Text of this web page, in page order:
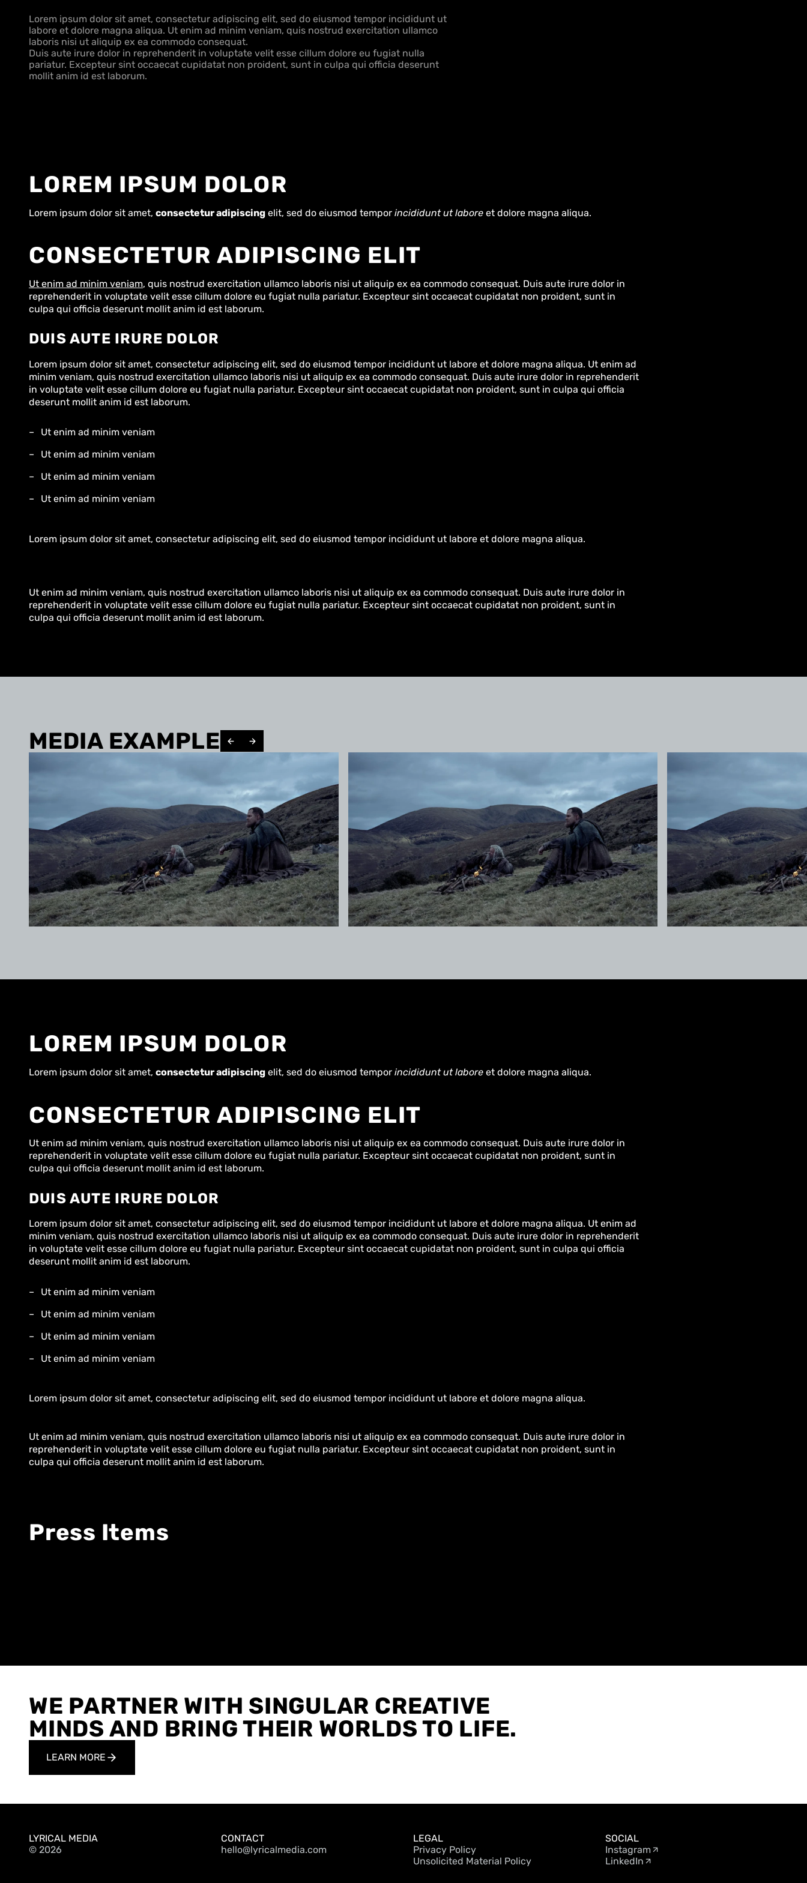
Lorem ipsum dolor sit amet, consectetur adipiscing elit, sed do eiusmod tempor incididunt ut
labore et dolore magna aliqua. Ut enim ad minim veniam, quis nostrud exercitation ullamco
laboris nisi ut aliquip ex ea commodo consequat.
Duis aute irure dolor in reprehenderit in voluptate velit esse cillum dolore eu fugiat nulla
pariatur. Excepteur sint occaecat cupidatat non proident, sunt in culpa qui officia deserunt
mollit anim id est laborum.
LOREM IPSUM DOLOR
Lorem ipsum dolor sit amet, consectetur adipiscing elit, sed do eiusmod tempor incididunt ut labore et dolore magna aliqua.
CONSECTETUR ADIPISCING ELIT
Ut enim ad minim veniam, quis nostrud exercitation ullamco laboris nisi ut aliquip ex ea commodo consequat. Duis aute irure dolor in
reprehenderit in voluptate velit esse cillum dolore eu fugiat nulla pariatur. Excepteur sint occaecat cupidatat non proident, sunt in
culpa qui officia deserunt mollit anim id est laborum.
DUIS AUTE IRURE DOLOR
Lorem ipsum dolor sit amet, consectetur adipiscing elit, sed do eiusmod tempor incididunt ut labore et dolore magna aliqua. Ut enim ad
minim veniam, quis nostrud exercitation ullamco laboris nisi ut aliquip ex ea commodo consequat. Duis aute irure dolor in reprehenderit
in voluptate velit esse cillum dolore eu fugiat nulla pariatur. Excepteur sint occaecat cupidatat non proident, sunt in culpa qui officia
deserunt mollit anim id est laborum.
Ut enim ad minim veniam
Ut enim ad minim veniam
Ut enim ad minim veniam
Ut enim ad minim veniam
Lorem ipsum dolor sit amet, consectetur adipiscing elit, sed do eiusmod tempor incididunt ut labore et dolore magna aliqua.
Ut enim ad minim veniam, quis nostrud exercitation ullamco laboris nisi ut aliquip ex ea commodo consequat. Duis aute irure dolor in
reprehenderit in voluptate velit esse cillum dolore eu fugiat nulla pariatur. Excepteur sint occaecat cupidatat non proident, sunt in
culpa qui officia deserunt mollit anim id est laborum.
MEDIA EXAMPLE
LOREM IPSUM DOLOR
Lorem ipsum dolor sit amet, consectetur adipiscing elit, sed do eiusmod tempor incididunt ut labore et dolore magna aliqua.
CONSECTETUR ADIPISCING ELIT
Ut enim ad minim veniam, quis nostrud exercitation ullamco laboris nisi ut aliquip ex ea commodo consequat. Duis aute irure dolor in
reprehenderit in voluptate velit esse cillum dolore eu fugiat nulla pariatur. Excepteur sint occaecat cupidatat non proident, sunt in
culpa qui officia deserunt mollit anim id est laborum.
DUIS AUTE IRURE DOLOR
Lorem ipsum dolor sit amet, consectetur adipiscing elit, sed do eiusmod tempor incididunt ut labore et dolore magna aliqua. Ut enim ad
minim veniam, quis nostrud exercitation ullamco laboris nisi ut aliquip ex ea commodo consequat. Duis aute irure dolor in reprehenderit
in voluptate velit esse cillum dolore eu fugiat nulla pariatur. Excepteur sint occaecat cupidatat non proident, sunt in culpa qui officia
deserunt mollit anim id est laborum.
Ut enim ad minim veniam
Ut enim ad minim veniam
Ut enim ad minim veniam
Ut enim ad minim veniam
Lorem ipsum dolor sit amet, consectetur adipiscing elit, sed do eiusmod tempor incididunt ut labore et dolore magna aliqua.
Ut enim ad minim veniam, quis nostrud exercitation ullamco laboris nisi ut aliquip ex ea commodo consequat. Duis aute irure dolor in
reprehenderit in voluptate velit esse cillum dolore eu fugiat nulla pariatur. Excepteur sint occaecat cupidatat non proident, sunt in
culpa qui officia deserunt mollit anim id est laborum.
Press Items
WE PARTNER WITH SINGULAR CREATIVE
MINDS AND BRING THEIR WORLDS TO LIFE.
LEARN MORE
LYRICAL MEDIA
© 2026
CONTACT
hello@lyricalmedia.com
LEGAL
Privacy Policy
Unsolicited Material Policy
SOCIAL
Instagram
LinkedIn